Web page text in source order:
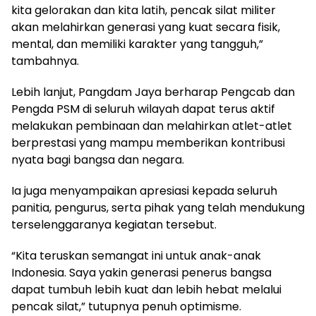
kita gelorakan dan kita latih, pencak silat militer
akan melahirkan generasi yang kuat secara fisik,
mental, dan memiliki karakter yang tangguh,”
tambahnya.
Lebih lanjut, Pangdam Jaya berharap Pengcab dan
Pengda PSM di seluruh wilayah dapat terus aktif
melakukan pembinaan dan melahirkan atlet-atlet
berprestasi yang mampu memberikan kontribusi
nyata bagi bangsa dan negara.
Ia juga menyampaikan apresiasi kepada seluruh
panitia, pengurus, serta pihak yang telah mendukung
terselenggaranya kegiatan tersebut.
“Kita teruskan semangat ini untuk anak-anak
Indonesia. Saya yakin generasi penerus bangsa
dapat tumbuh lebih kuat dan lebih hebat melalui
pencak silat,” tutupnya penuh optimisme.